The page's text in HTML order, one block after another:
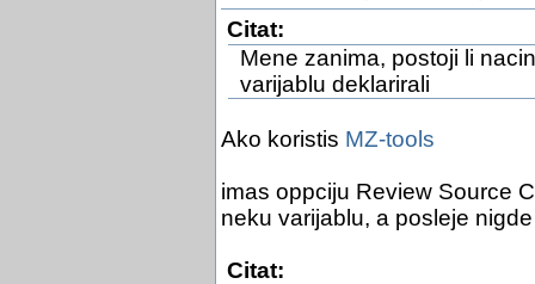
Citat:
Mene zanima, postoji li
varijablu deklarirali
Ako koristis MZ-tools
imas oppciju Review Source
neku varijablu, a posleje
Citat: